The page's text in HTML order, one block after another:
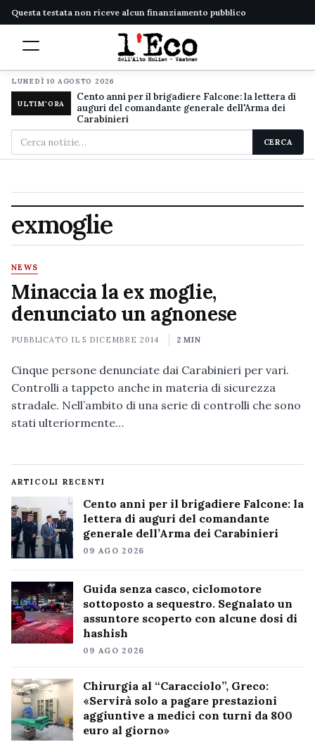
Questa testata non riceve alcun finanziamento pubblico
LUNEDÌ 10 AGOSTO 2026
ULTIM'ORA
Cento anni per il brigadiere Falcone: la lettera di
auguri del comandante generale dell'Arma dei
Carabinieri
Cerca
nel
CERCA
exmoglie
NEWS
Minaccia la ex moglie,
denunciato un agnonese
PUBBLICATO IL5 DICEMBRE 2014 2 MIN
Cinque persone denunciate dai Carabinieri per vari.
Controlli a tappeto anche in materia di sicurezza
stradale. Nell’ambito di una serie di controlli che sono
stati ulteriormente…
ARTICOLI RECENTI
Cento anni per il brigadiere Falcone: la
lettera di auguri del comandante
generale dell’Arma dei Carabinieri
09 AGO 2026
Guida senza casco, ciclomotore
sottoposto a sequestro. Segnalato un
assuntore scoperto con alcune dosi di
hashish
09 AGO 2026
Chirurgia al “Caracciolo”, Greco:
«Servirà solo a pagare prestazioni
aggiuntive a medici con turni da 800
euro al giorno»